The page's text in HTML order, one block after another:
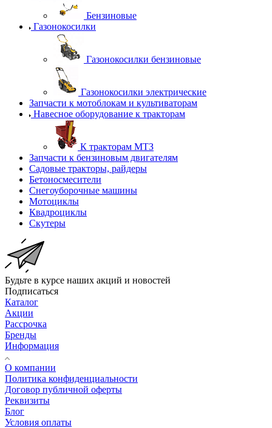
Бензиновые
Газонокосилки
Газонокосилки бензиновые
Газонокосилки электрические
Запчасти к мотоблокам и культиваторам
Навесное оборудование к тракторам
К тракторам МТЗ
Запчасти к бензиновым двигателям
Садовые тракторы, райдеры
Бетоносмесители
Снегоуборочные машины
Мотоциклы
Квадроциклы
Скутеры
Будьте в курсе наших акций и новостей
Подписаться
Каталог
Акции
Рассрочка
Бренды
Информация
О компании
Политика конфиденциальности
Договор публичной оферты
Реквизиты
Блог
Условия оплаты